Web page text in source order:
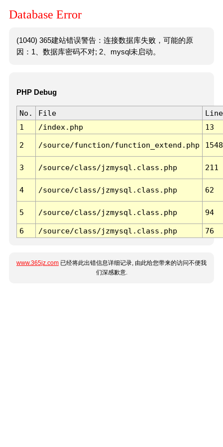
Database Error
(1040) 365建站错误警告：连接数据库失败，可能的原
因：1、数据库密码不对; 2、mysql未启动。
PHP Debug
No. File
Line
1
/index.php 13
2 /source/function/function_extend.php 1548
3 /source/class/jzmysql.class.php 211
4 /source/class/jzmysql.class.php 62
5 /source/class/jzmysql.class.php 94
6 /source/class/jzmysql.class.php 76
www.365jz.com 已经将此出错信息详细记录, 由此给您带来的访问不便我
们深感歉意.